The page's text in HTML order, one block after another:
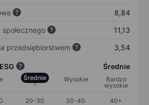
8,84
11,13
przedsiębiorstwem
3,54
Średnie
Średnie Wysokie
Bardzo
wysokie
20-30 30-40 40+